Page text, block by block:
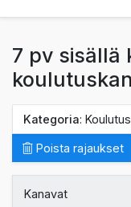
7 pv sisällä
Kategoria: Koulutus
Poista rajaukset
Kanavat